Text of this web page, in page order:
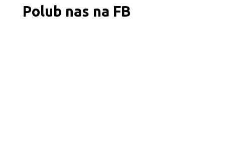
Polub nas na FB